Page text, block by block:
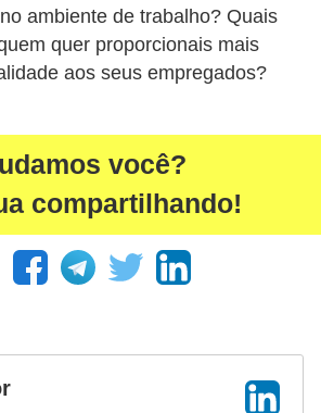
ambiente de trabalho? Quais
quer proporcionais mais
aos seus empregados?
você?
compartilhando!